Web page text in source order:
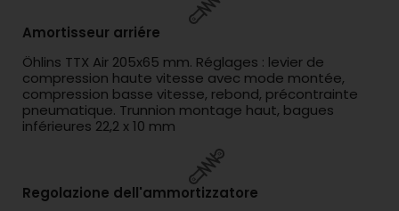
Amortisseur arriére
Öhlins TTX Air 205x65 mm. Réglages : levier de
compression haute vitesse avec mode montée,
compression basse vitesse, rebond, précontrainte
pneumatique. Trunnion montage haut, bagues
inférieures 22,2 x 10 mm
Regolazione dell'ammortizzatore